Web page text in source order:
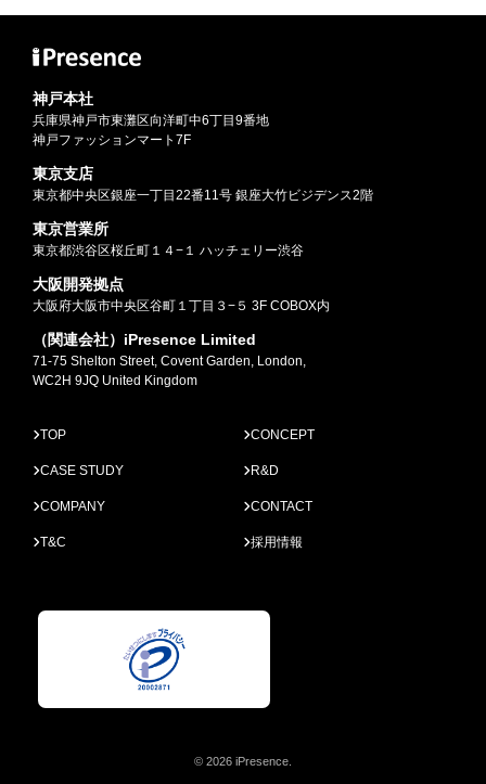
神戸本社
兵庫県神戸市東灘区向洋町中6丁目9番地
神戸ファッションマート7F
東京支店
東京都中央区銀座一丁目22番11号 銀座大竹ビジデンス2階
東京営業所
東京都渋谷区桜丘町１４−１ ハッチェリー渋谷
大阪開発拠点
大阪府大阪市中央区谷町１丁目３−５ 3F COBOX内
（関連会社）iPresence Limited
71-75 Shelton Street, Covent Garden, London,
WC2H 9JQ United Kingdom
TOP CONCEPT
CASE STUDY R&D
COMPANY CONTACT
T&C 採用情報
© 2026 iPresence.